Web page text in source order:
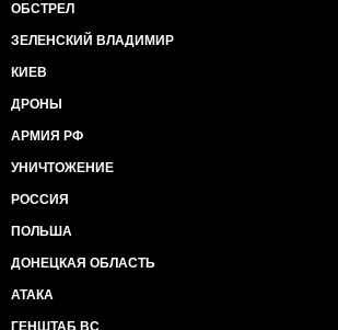
ОБСТРЕЛ
ЗЕЛЕНСКИЙ ВЛАДИМИР
КИЕВ
ДРОНЫ
АРМИЯ РФ
УНИЧТОЖЕНИЕ
РОССИЯ
ПОЛЬША
ДОНЕЦКАЯ ОБЛАСТЬ
АТАКА
ГЕНШТАБ ВС